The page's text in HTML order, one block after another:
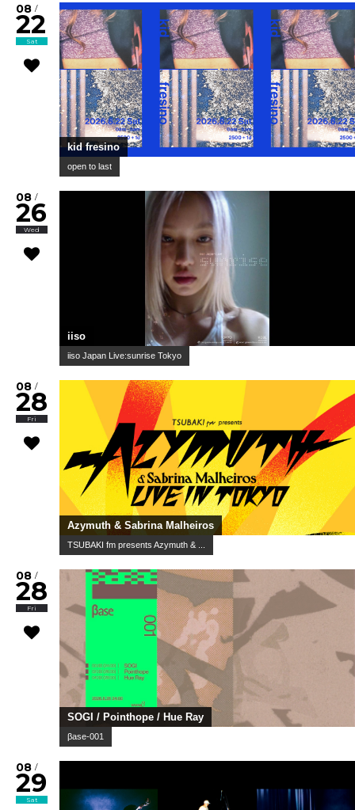
08 /
22
Sat
kid fresino
open to last
08 /
26
Wed
iiso
iiso Japan Live:sunrise Tokyo
08 /
28
Fri
Azymuth & Sabrina Malheiros
TSUBAKI fm presents Azymuth & ...
08 /
28
Fri
SOGI / Pointhope / Hue Ray
βase-001
08 /
29
Sat